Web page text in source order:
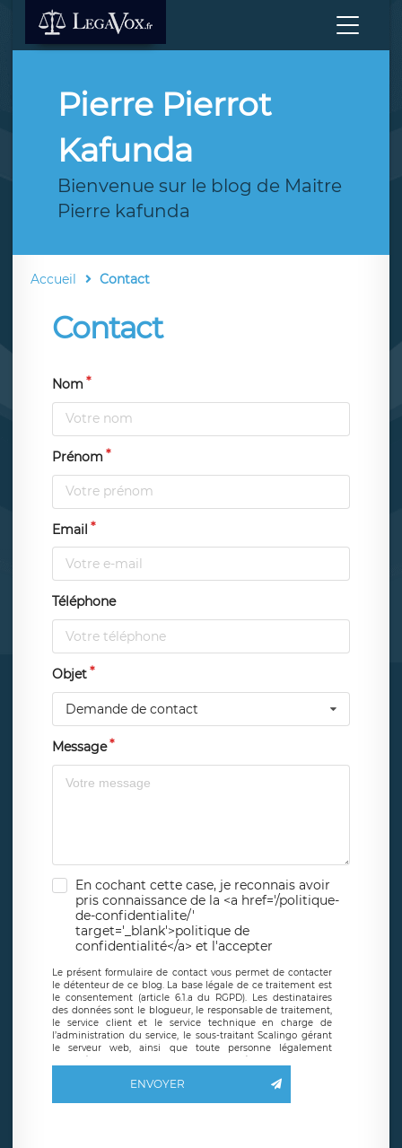
Pierre Pierrot
Kafunda
Bienvenue sur le blog de Maitre
Pierre kafunda
Accueil Contact
Contact
Nom
Prénom
Email
Téléphone
Objet
Demande de contact
Message
En cochant cette case, je reconnais avoir
pris connaissance de la <a href='/politique-
de-confidentialite/'
target='_blank'>politique de
confidentialité</a> et l'accepter
Le présent formulaire de contact vous permet de contacter
le détenteur de ce blog. La base légale de ce traitement est
le consentement (article 6.1.a du RGPD). Les destinataires
des données sont le blogueur, le responsable de traitement,
le service client et le service technique en charge de
l’administration du service, le sous-traitant Scalingo gérant
le serveur web, ainsi que toute personne légalement
autorisée. Le formulaire de contact à destination du
basé en France et offrant des
clauses de protection
ENVOYER